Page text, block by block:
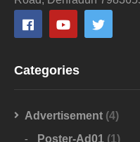
Categories
Advertisement (4)
Poster-Ad01 (1)